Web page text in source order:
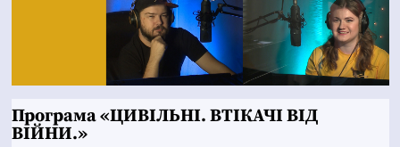
Програма «ЦИВІЛЬНІ. ВТІКАЧІ ВІД
ВІЙНИ.»